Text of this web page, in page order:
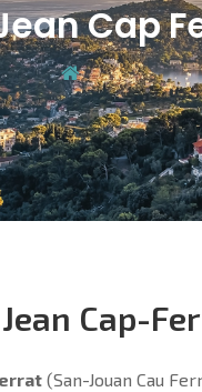
Cap
Cap-
(San-Jouan Cau